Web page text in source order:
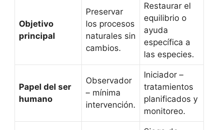
Objetivo
principal
Preservar
los procesos
naturales sin
cambios.
Restaurar el
equilibrio o
ayuda
específica a
las especies.
Papel del ser
humano
Observador
– mínima
intervención.
Iniciador –
tratamientos
planificados y
monitoreo.